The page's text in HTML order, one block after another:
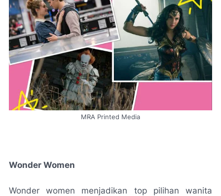
MRA Printed Media
Wonder Women
Wonder women menjadikan top pilihan wanita